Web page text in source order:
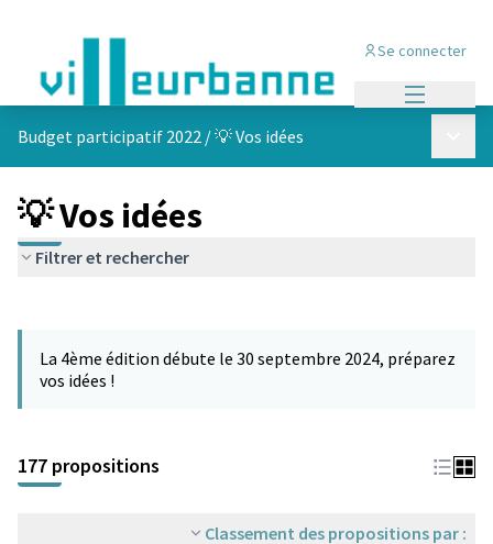
Se connecter
Budget participatif 2022 /💡 Vos idées
💡 Vos idées
Filtrer et rechercher
−
La 4ème édition débute le 30 septembre 2024, préparez
vos idées !
177 propositions
Classement des propositions par :